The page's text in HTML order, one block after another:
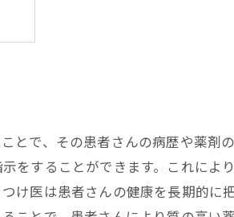
とで、その患者さんの病歴や薬剤
をすることができます。これによ
け医は患者さんの健康を長期的に